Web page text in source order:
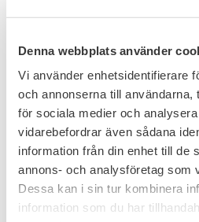
Denna webbplats använder
Vi använder enhetsidentifierare
och annonserna till användarna,
för sociala medier och
vidarebefordrar även sådana
information från din enhet till de
annons- och analysföretag som
Dessa kan i sin tur kombinera
information som du har
Add to favorites
Brandit Flaskhållare I 1L
Pouch för flaska med MOLLE
fäste.